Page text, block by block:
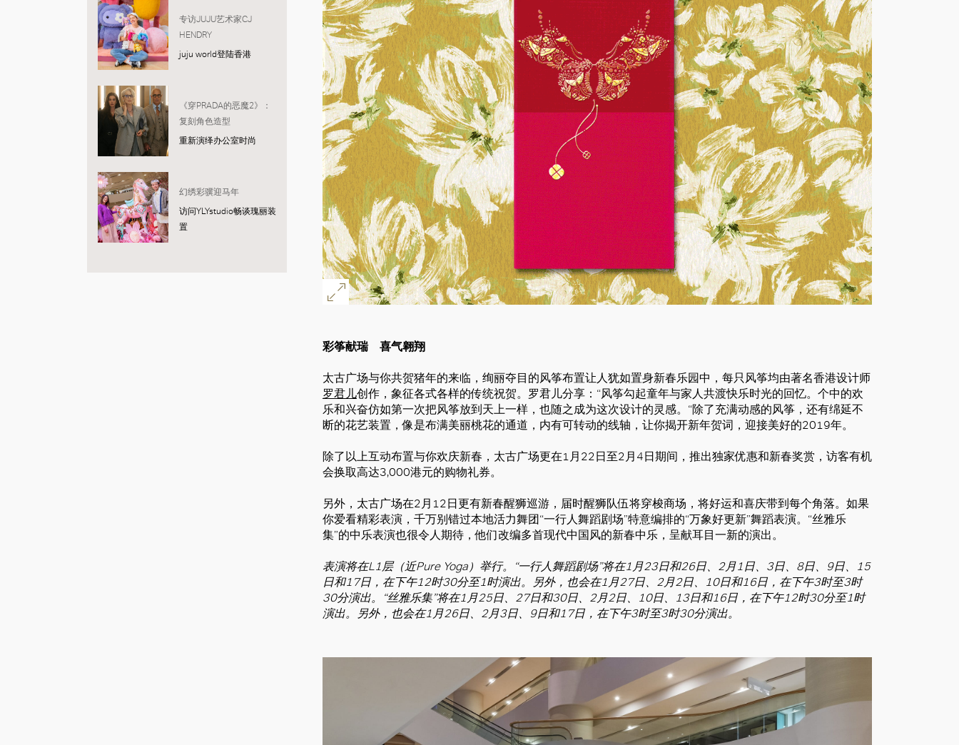
专访JUJU艺术家CJ
HENDRY
juju world登陆香港
《穿PRADA的恶魔2》：
复刻角色造型
重新演绎办公室时尚
幻绣彩骥迎马年
访问YLYstudio畅谈瑰丽装
置
彩筝献瑞 喜气翱翔
太古广场与你共贺猪年的来临，绚丽夺目的风筝布置让人犹如置身新春乐园中，每只风筝均由著名香港设计师
罗君儿创作，象征各式各样的传统祝贺。罗君儿分享：“风筝勾起童年与家人共渡快乐时光的回忆。个中的欢
乐和兴奋仿如第一次把风筝放到天上一样，也随之成为这次设计的灵感。“除了充满动感的风筝，还有绵延不
断的花艺装置，像是布满美丽桃花的通道，内有可转动的线轴，让你揭开新年贺词，迎接美好的2019年。
除了以上互动布置与你欢庆新春，太古广场更在1月22日至2月4日期间，推出独家优惠和新春奖赏，访客有机
会换取高达3,000港元的购物礼券。
另外，太古广场在2月12日更有新春醒狮巡游，届时醒狮队伍将穿梭商场，将好运和喜庆带到每个角落。如果
你爱看精彩表演，千万别错过本地活力舞团“一行人舞蹈剧场”特意编排的“万象好更新”舞蹈表演。“丝雅乐
集”的中乐表演也很令人期待，他们改编多首现代中国风的新春中乐，呈献耳目一新的演出。
表演将在L1层（近Pure Yoga）举行。“一行人舞蹈剧场”将在1月23日和26日、2月1日、3日、8日、9日、15
日和17日，在下午12时30分至1时演出。另外，也会在1月27日、2月2日、10日和16日，在下午3时至3时
30分演出。“丝雅乐集”将在1月25日、27日和30日、2月2日、10日、13日和16日，在下午12时30分至1时
演出。另外，也会在1月26日、2月3日、9日和17日，在下午3时至3时30分演出。
好